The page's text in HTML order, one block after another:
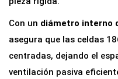
Con un diámetro interno
asegura que las celdas
centradas, dejando el
ventilación pasiva